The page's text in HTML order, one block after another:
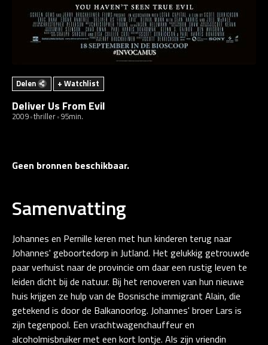
Delen + Watchlist
Deliver Us From Evil
2009 thriller 95min.
Geen bronnen beschikbaar.
Samenvatting
Johannes en Pernille keren met hun kinderen terug naar
Johannes' geboortedorp in Jutland. Het gelukkig getrouwde
paar verhuist naar de provincie om daar een rustig leven te
leiden dicht bij de natuur. Bij het renoveren van hun nieuwe
huis krijgen ze hulp van de Bosnische immigrant Alain, die
getekend is door de Balkanoorlog. Johannes' broer Lars is
zijn tegenpool. Een vrachtwagenchauffeur en
alcoholmisbruiker met een kort lontje. Als zijn vriendin